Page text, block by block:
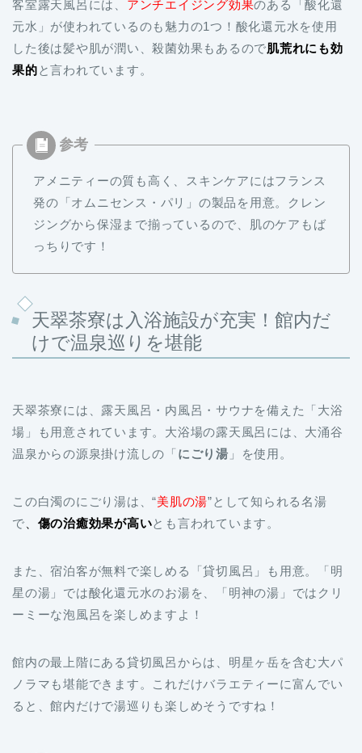
客室露天風呂には、 アンチエイジング効果のある「酸化還
元水」が使われているのも魅力の1つ！酸化還元水を使用
した後は髪や肌が潤い、殺菌効果もあるので肌荒れにも効
果的と言われています。
アメニティーの質も高く、スキンケアにはフランス
発の「オムニセンス・パリ」の製品を用意。クレン
ジングから保湿まで揃っているので、肌のケアもば
っちりです！
天翠茶寮は入浴施設が充実！館内だ
けで温泉巡りを堪能
天翠茶寮には、露天風呂・内風呂・サウナを備えた「大浴
場」も用意されています。大浴場の露天風呂には、大涌谷
温泉からの源泉掛け流しの「にごり湯 」を使用。
この白濁のにごり湯は、“美肌の湯”として知られる名湯
で
傷の治癒効果が高いとも言われています。
また、宿泊客が無料で楽しめる「貸切風呂」も用意。「明
星の湯」では酸化還元水のお湯を、「明神の湯」ではクリ
ーミーな泡風呂を楽しめますよ！
館内の最上階にある貸切風呂からは、明星ヶ岳を含む大パ
ノラマも堪能できます。これだけバラエティーに富んでい
ると、館内だけで湯巡りも楽しめそうですね！